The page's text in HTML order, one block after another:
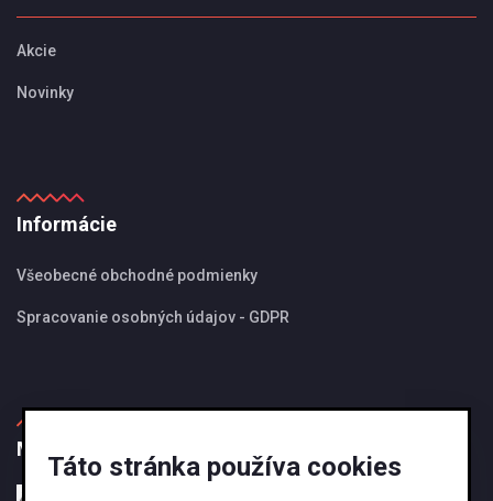
Akcie
Novinky
Informácie
Všeobecné obchodné podmienky
Spracovanie osobných údajov - GDPR
MBS Magazín
Táto stránka používa cookies